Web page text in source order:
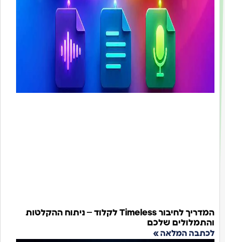
המדריך לחיבור Timeless לקלוד – ניתוח ההקלטות
שלכם
המלאה »